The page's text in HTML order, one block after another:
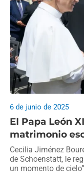
El Papa León
matrimonio
6 de junio de 2025
Cecilia Jiménez
de Schoenstatt, le
un momento de